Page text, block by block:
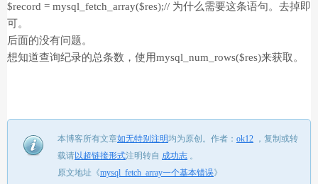
$record = mysql_fetch_array($res);// 为什么需要这条语句。去掉即
可。
后面的没有问题。
想知道查询纪录的总条数，使用mysql_num_rows($res)来获取。
本博客所有文章如无特别注明均为原创。 作者： ok12 ， 复制或转
载请以超链接形式注明转自 成功志 。
原文地址《mysql_fetch_array一个基本错误》